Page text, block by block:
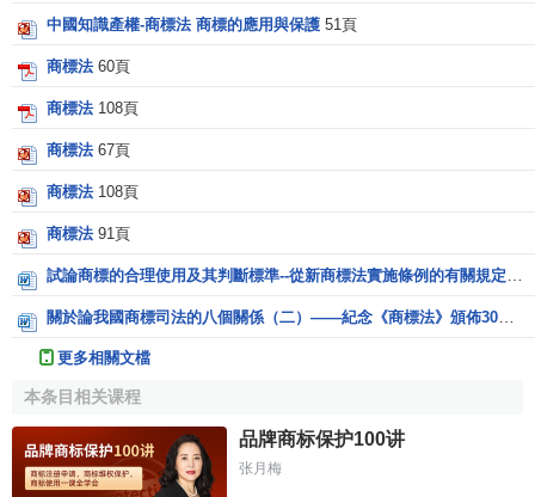
（二）如在申請所申報的商品或服務上使用該
能欺騙公眾的。
品之上的集體商標近似的。
（四）與註冊期滿而失效，由第三人註冊於類似商品或
服務上的個別商標相似的，但第三人同意或有
第五條第三款規定的不使用商標的情況除外。
（五）未經第三人同意，申請註冊可能與巴黎公約第六
條之二意義上的第三人的馳名商標相混淆的。
1．註冊申請人明知或應知自申請註冊之日前三年內，第
三人已善意地以正常方式或於比荷盧境內在類似商品或服務
上使用了近似的商標，且註冊未經第三人同意的；
中國知識產權-商標法 商標的應用與保護 51頁
商標法 60頁
商標法 108頁
商標法 67頁
商標法 108頁
商標法 91頁
試論商標的合理使用及其判斷標準--從新商標法實施條例的有關規定談起
關於論我國商標司法的八個關係（二）——紀念《商標法》頒佈30周年
更多相關文檔
本条目相关课程
品牌商标保护100讲
张月梅